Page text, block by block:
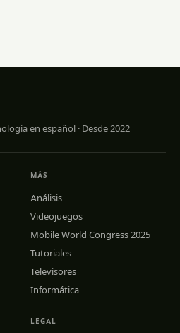
en español · Desde 2022
MÁS
Análisis
Videojuegos
Mobile World Congress 2025
Tutoriales
Televisores
Informática
LEGAL